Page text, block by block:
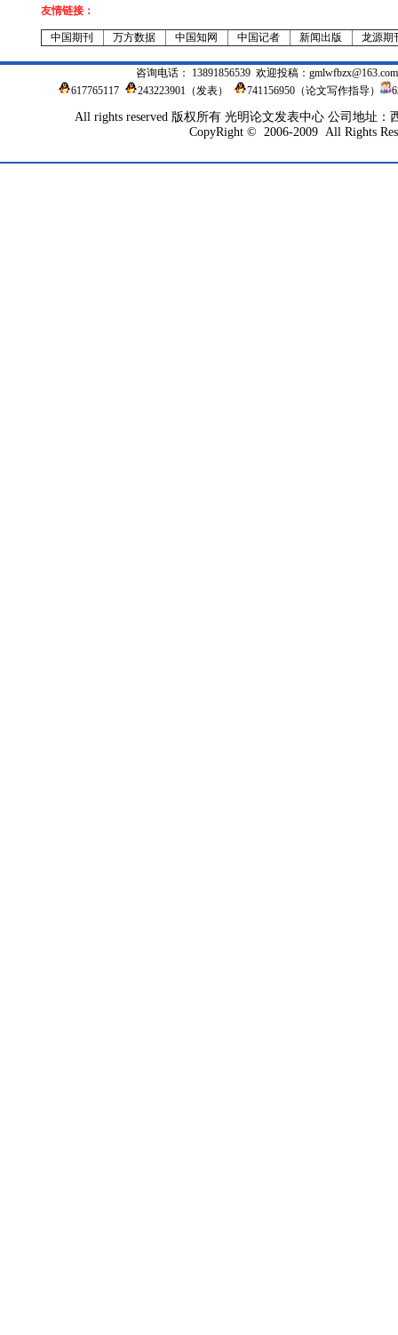
友情链接：
中国期刊 万方数据 中国知网 中国记者 新闻出版 龙源期
咨询电话： 13891856539 欢迎投稿： gmlwfbzx@163.com
617765117
243223901 （发表） 741156950（论文写作指导）
All rights reserved 版权所有 光明论文发表中心 公司地址：
CopyRight © 2006-2009 All Rights